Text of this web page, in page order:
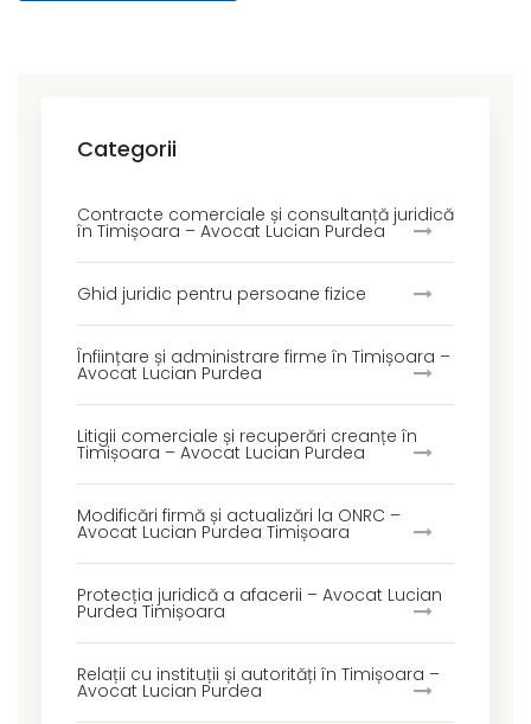
Categorii
Contracte comerciale și consultanță juridică
în Timișoara – Avocat Lucian Purdea
Ghid juridic pentru persoane fizice
Înființare și administrare firme în Timișoara –
Avocat Lucian Purdea
Litigii comerciale și recuperări creanțe în
Timișoara – Avocat Lucian Purdea
Modificări firmă și actualizări la ONRC –
Avocat Lucian Purdea Timișoara
Protecția juridică a afacerii – Avocat Lucian
Purdea Timișoara
Relații cu instituții și autorități în Timișoara –
Avocat Lucian Purdea